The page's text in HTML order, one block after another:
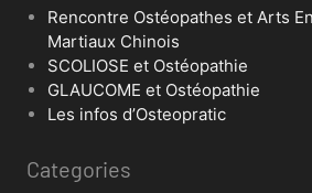
Rencontre Ostéopathes et Arts
Martiaux Chinois
SCOLIOSE et Ostéopathie
GLAUCOME et Ostéopathie
Les infos d’Osteopratic
Categories